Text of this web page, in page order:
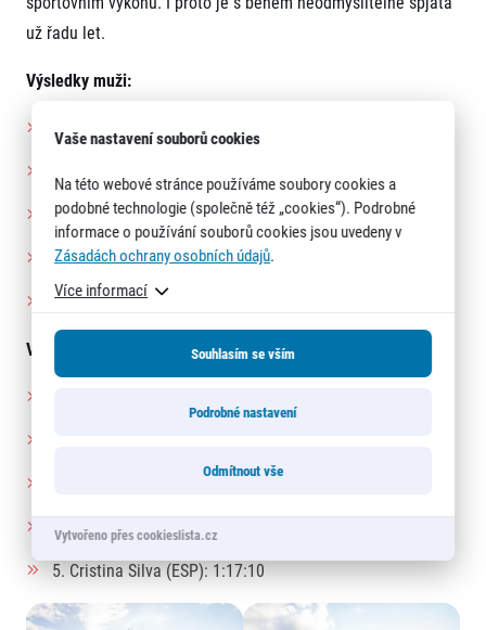
už řadu let.
Výsledky muži:
1. Damián Vích (CZE): 1:03:30
3. Artur Bossy (ESP): 1:05:00
4. Khalid Choukoud (NED): 1:05:06
5. Carsten Kok (NED): 1:06:12
Výsledky ženy:
3. Natasha Wilson (GBR): 1:13:05
4. Michaela Čepová (CZE): 1:13:32
5. Cristina Silva (ESP): 1:17:10
Vaše nastavení souborů cookies
Na této webové stránce používáme soubory cookies a
podobné technologie (společně též „cookies“). Podrobné
informace o používání souborů cookies jsou uvedeny v
Zásadách ochrany osobních údajů.
Více informací
Souhlasím se vším
Podrobné nastavení
Odmítnout vše
Vytvořeno přes cookieslista.cz